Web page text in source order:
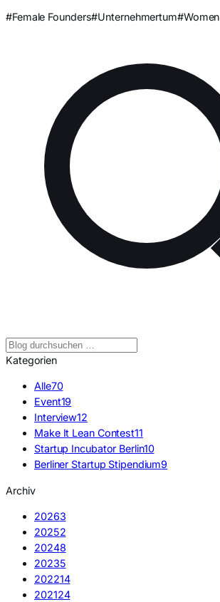
#Female Founders#Unternehmertum
Kategorien
Alle70
Event19
Interview12
Make It Lean Contest11
Startup Incubator Berlin10
Berliner Startup Stipendium9
Archiv
20263
20252
20248
20235
202214
202124